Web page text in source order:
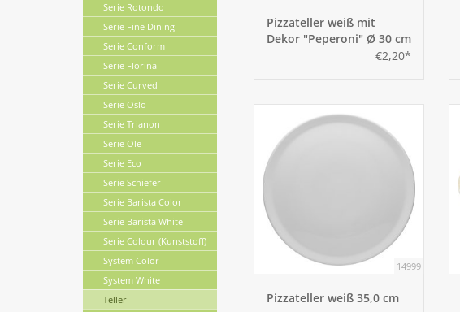
Serie Rotondo
Serie Fine Dining
Serie Conform
Serie Florina
Serie Curved
Serie Oslo
Serie Trianon
Serie Ole
Serie Eco
Serie Schiefer
Serie Barista Color
Serie Barista White
Serie Colour (Kunststoff)
System Color
System White
Teller
Pizzateller weiß mit
Dekor "Peperoni" Ø 30 cm
€2,20*
14999
Pizzateller weiß 35,0 cm